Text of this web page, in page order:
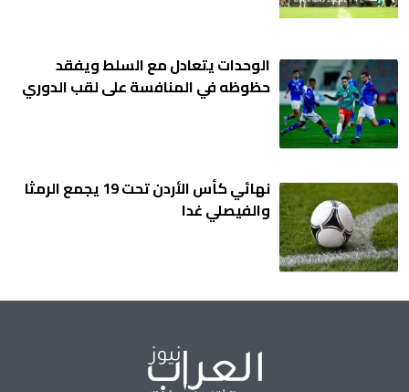
الوحدات يتعادل مع السلط ويفقد
حظوظه في المنافسة على لقب الدوري
نهائي كأس الأردن تحت 19 يجمع الرمثا
والفيصلي غدا